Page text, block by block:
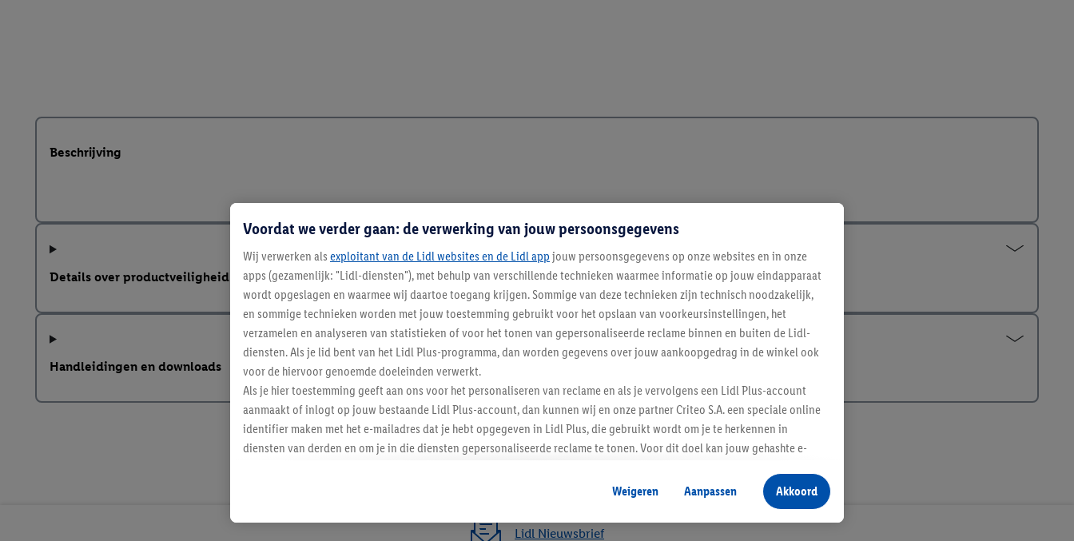
Beschrijving
Details over productveiligheid
Handleidingen en downloads
Lidl Nieuwsbrief
Voordat we verder gaan: de verwerking van jouw persoonsgegevens
Wij verwerken als exploitant van de Lidl websites en de Lidl app jouw persoonsgegevens op onze websites en in onze
apps (gezamenlijk: "Lidl-diensten"), met behulp van verschillende technieken waarmee informatie op jouw eindapparaat
wordt opgeslagen en waarmee wij daartoe toegang krijgen. Sommige van deze technieken zijn technisch noodzakelijk,
en sommige technieken worden met jouw toestemming gebruikt voor het opslaan van voorkeursinstellingen, het
verzamelen en analyseren van statistieken of voor het tonen van gepersonaliseerde reclame binnen en buiten de Lidl-
diensten. Als je lid bent van het Lidl Plus-programma, dan worden gegevens over jouw aankoopgedrag in de winkel ook
voor de hiervoor genoemde doeleinden verwerkt.
Als je hier toestemming geeft aan ons voor het personaliseren van reclame en als je vervolgens een Lidl Plus-account
aanmaakt of inlogt op jouw bestaande Lidl Plus-account, dan kunnen wij en onze partner Criteo S.A. een speciale online
identifier maken met het e-mailadres dat je hebt opgegeven in Lidl Plus, die gebruikt wordt om je te herkennen in
diensten van derden en om je in die diensten gepersonaliseerde reclame te tonen. Voor dit doel kan jouw gehashte e-
Als je hiervoor toestemming geeft, dan kunnen retargeting advertenties worden weergegeven voor producten waarin je
eerder interesse hebt getoond (bijvoorbeeld door het product in een winkelmandje van een online winkel te plaatsen
Weigeren Aanpassen Akkoord